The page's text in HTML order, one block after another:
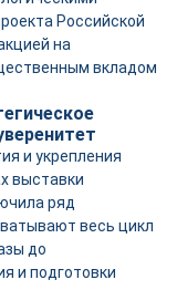
Российской
на
вкладом
и укрепления
выставки
ряд
весь цикл
до
и подготовки